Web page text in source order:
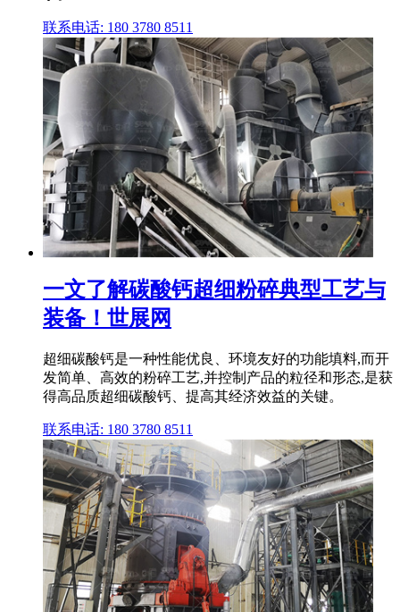
联系电话: 180 3780 8511
一文了解碳酸钙超细粉碎典型工艺与
装备！世展网
超细碳酸钙是一种性能优良、环境友好的功能填料,而开
发简单、高效的粉碎工艺,并控制产品的粒径和形态,是获
得高品质超细碳酸钙、提高其经济效益的关键。
联系电话: 180 3780 8511